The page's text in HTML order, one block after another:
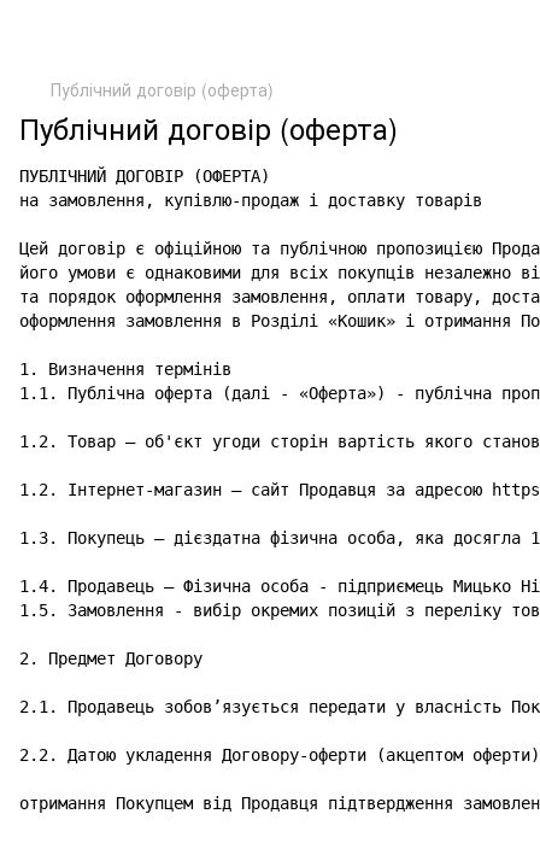
Публічний договір (оферта)
Публічний договір (оферта)
ПУБЛІЧНИЙ ДОГОВІР (ОФЕРТА)
на замовлення, купівлю-продаж і доставку товарів
Цей договір є офіційною та публічною пропозицією
його умови є однаковими для всіх покупців незалежно
та порядок оформлення замовлення, оплати товару,
оформлення замовлення в Розділі «Кошик» і отримання
1. Визначення термінів
1.1. Публічна оферта (далі - «Оферта») - публічна
1.2. Товар – об'єкт угоди сторін вартість якого
1.2. Інтернет-магазин – сайт Продавця за адресою
1.3. Покупець – дієздатна фізична особа, яка досягла
1.4. Продавець – Фізична особа - підприємець Мицько
1.5. Замовлення - вибір окремих позицій з переліку
2. Предмет Договору
2.1. Продавець зобов’язується передати у власність
2.2. Датою укладення Договору-оферти (акцептом
отримання Покупцем від Продавця підтвердження